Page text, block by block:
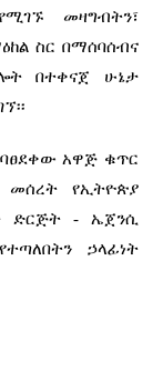
መዛግብትን፣
ስር በማሰባሰብና
በተቀናጀ ሁኔታ
አዋጅ ቁጥር
መሰረት የኢትዮጵያ
ድርጅት - ኤጀንሲ
ኃላፊነት